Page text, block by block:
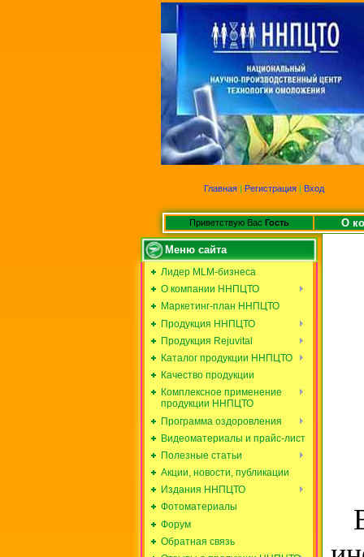
Главная | Регистрация | Вход
Приветствую Вас Гость О
Меню сайта
Лидер MLM-бизнеса
О компании ННПЦТО
Маркетинг-план ННПЦТО
Продукция ННПЦТО
Продукция Rejuvital
Каталог продукции ННПЦТО
Качество продукции
Комплексное применение
продукции ННПЦТО
Программа оздоровления
Видеоматериалы и прайс-лист
Полезные статьи
Акции, новости, публикации
Издания ННПЦТО
Фотоматериалы
Форум
Обратная связь